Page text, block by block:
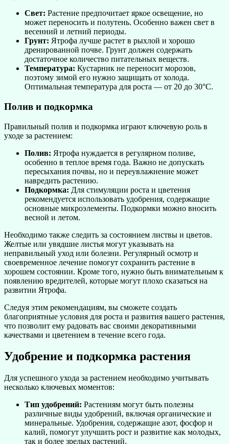
Свет: Растение предпочитает яркое освещение, но
может переносить и полутень. Особенно важен свет в
весенний и летний периоды.
Грунт: Ятрофа лучше растет в рыхлой и хорошо
дренированной почве. Грунт должен содержать
достаточное количество питательных веществ.
Температура: Кустарник не переносит морозов,
поэтому зимой его нужно защищать от холода.
Оптимальная температура для роста — от 20 до 30°C.
Полив и подкормка
Правильный полив и подкормка играют ключевую роль в
уходе за растением:
Полив: Ятрофа нуждается в регулярном поливе,
особенно в теплое время года. Важно не допускать
пересыхания почвы, но и переувлажнение может
навредить растению.
Подкормка: Для стимуляции роста и цветения
рекомендуется использовать удобрения, содержащие
основные микроэлементы. Подкормки можно вносить
весной и летом.
Необходимо также следить за состоянием листвы и цветов.
Желтые или увядшие листья могут указывать на
неправильный уход или болезни. Регулярный осмотр и
своевременное лечение помогут сохранить растение в
хорошем состоянии. Кроме того, нужно быть внимательным к
появлению вредителей, которые могут плохо сказаться на
развитии Ятрофа.
Следуя этим рекомендациям, вы сможете создать
благоприятные условия для роста и развития вашего растения,
что позволит ему радовать вас своими декоративными
качествами и цветением в течение всего года.
Удобрение и подкормка растения
Для успешного ухода за растением необходимо учитывать
несколько ключевых моментов:
Тип удобрений: Растениям могут быть полезны
различные виды удобрений, включая органические и
минеральные. Удобрения, содержащие азот, фосфор и
калий, помогут улучшить рост и развитие как молодых,
так и более зрелых растений.